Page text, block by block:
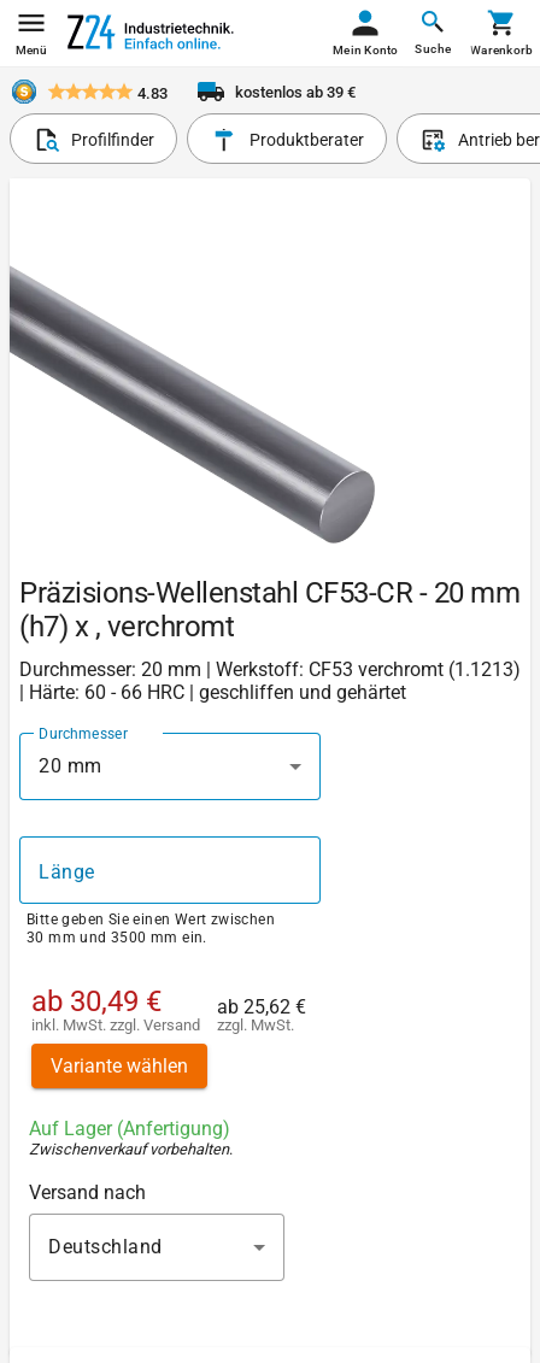
Menü Suche
Mein Konto Warenkorb
4.83 kostenlos ab 39 €
Profilfinder Produktberater Antrieb
Präzisions-Wellenstahl CF53-CR - 20 mm
(h7) x , verchromt
Durchmesser: 20 mm | Werkstoff: CF53 verchromt (1.1213)
| Härte: 60 - 66 HRC | geschliffen und gehärtet
Durchmesser
20 mm
Länge
Bitte geben Sie einen Wert zwischen
30 mm und 3500 mm ein.
ab 30,49 €
inkl. MwSt. zzgl. Versand
ab 25,62 €
zzgl. MwSt.
Variante wählen
Auf Lager (Anfertigung)
Zwischenverkauf vorbehalten.
Versand nach
Deutschland